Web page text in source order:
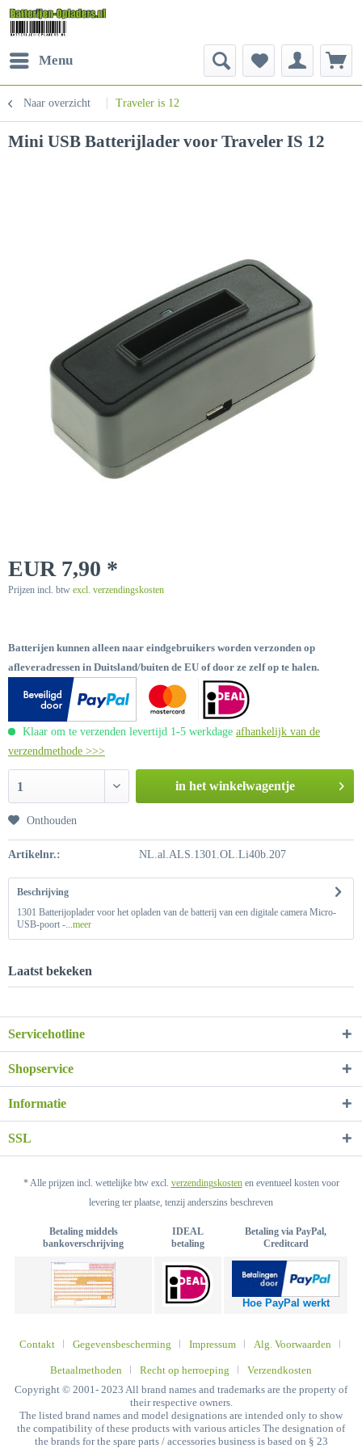
Menu
Naar overzicht Traveler is 12
Mini USB Batterijlader voor Traveler IS 12
EUR 7,90 *
Prijzen incl. btw excl. verzendingskosten
Batterijen kunnen alleen naar eindgebruikers worden verzonden op
afleveradressen in Duitsland/buiten de EU of door ze zelf op te halen.
Klaar om te verzenden levertijd 1-5 werkdage afhankelijk van de
verzendmethode >>>
1 in het winkelwagentje
Onthouden
Artikelnr.: NL.al.ALS.1301.OL.Li40b.207
Beschrijving
1301 Batterijoplader voor het opladen van de batterij van een digitale camera Micro-
USB-poort -... meer
Laatst bekeken
Servicehotline
Shopservice
Informatie
SSL
* Alle prijzen incl. wettelijke btw excl. verzendingskostenen eventueel kosten voor
levering ter plaatse, tenzij anderszins beschreven
Betaling middels
bankoverschrijving
IDEAL
betaling
Betaling via PayPal,
Creditcard
Hoe PayPal werkt
Contakt Gegevensbescherming Impressum Alg. Voorwaarden
Betaalmethoden Recht op herroeping
Verzendkosten
Copyright © 2001- 2023 All brand names and trademarks are the property of
their respective owners.
The listed brand names and model designations are intended only to show
the compatibility of these products with various articles The designation of
the brands for the spare parts / accessories business is based on § 23